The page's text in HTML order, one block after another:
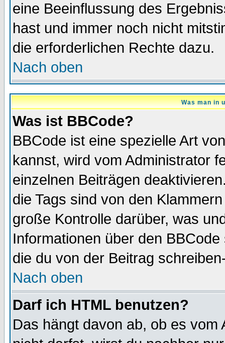
eine Beeinflussung des
hast und immer noch nicht
die erforderlichen Rechte dazu.
Nach oben
Was man in
Was ist BBCode?
BBCode ist eine spezielle Art
kannst, wird vom Administrator
einzelnen Beiträgen
die Tags sind von den
große Kontrolle darüber, was
Informationen über den
die du von der Beitrag
Nach oben
Darf ich HTML benutzen?
Das hängt davon ab, ob es